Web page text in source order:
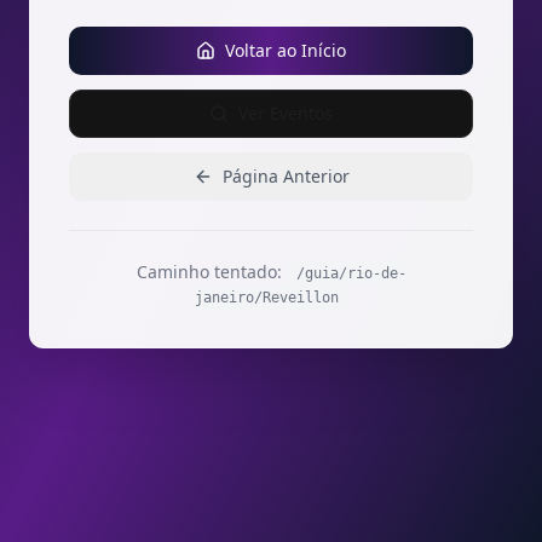
Voltar ao Início
Página Anterior
Caminho tentado:
/guia/rio-de-
janeiro/Reveillon